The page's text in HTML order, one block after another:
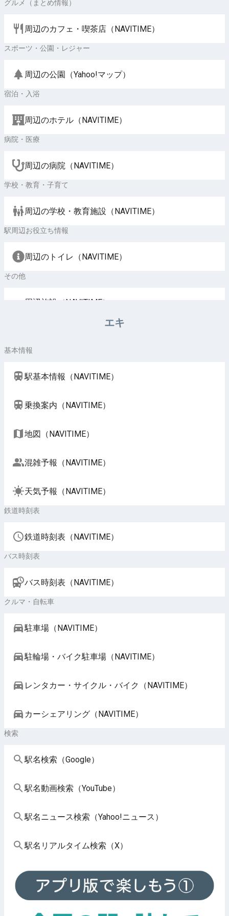
グルメ（まとめ情報）
周辺のカフェ・喫茶店（NAVITIME）
スポーツ・公園・レジャー
周辺の公園（Yahoo!マップ）
宿泊・入浴
周辺のホテル（NAVITIME）
病院・医療
周辺の病院（NAVITIME）
学校・教育・子育て
周辺の学校・教育施設（NAVITIME）
駅周辺お役立ち情報
周辺のトイレ（NAVITIME）
その他
周辺施設（NAVITIME）
エキ
基本情報
駅基本情報（NAVITIME）
乗換案内（NAVITIME）
地図（NAVITIME）
混雑予報（NAVITIME）
天気予報（NAVITIME）
鉄道時刻表
鉄道時刻表（NAVITIME）
バス時刻表
バス時刻表（NAVITIME）
クルマ・自転車
駐車場（NAVITIME）
駐輪場・バイク駐車場（NAVITIME）
レンタカー・サイクル・バイク（NAVITIME）
カーシェアリング（NAVITIME）
検索
駅名検索（Google）
駅名動画検索（YouTube）
駅名ニュース検索（Yahoo!ニュース）
駅名リアルタイム検索（X）